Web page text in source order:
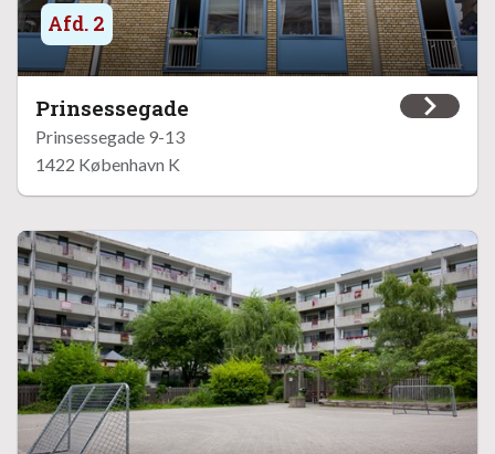
Afd. 2
Prinsessegade
Prinsessegade 9-13
1422 København K